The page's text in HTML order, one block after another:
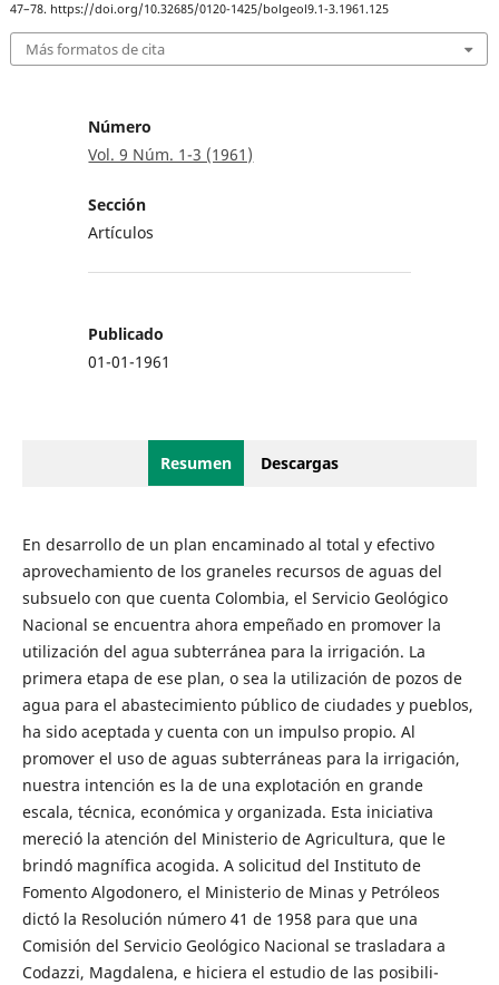
47–78. https://doi.org/10.32685/0120-1425/bolgeol9.1-3.1961.125
Más formatos de cita
Número
Vol. 9 Núm. 1-3 (1961)
Sección
Artículos
Publicado
01-01-1961
Resumen Descargas
En desarrollo de un plan encaminado al total y efectivo
aprovechamiento de los graneles recursos de aguas del
subsuelo con que cuenta Co­lombia, el Servicio Geológico
Nacional se encuentra ahora empeñado en promover la
utilización del agua subterránea para la irrigación. La
primera etapa de ese plan, o sea la utilización de pozos de
agua para el abas­tecimiento público de ciudades y pueblos,
ha sido aceptada y cuenta con un impulso propio. Al
promover el uso de aguas subterráneas para la irrigación,
nuestra intención es la de una explotación en grande
escala, técnica, económica y organizada. Esta iniciativa
mereció la atención del Ministerio de Agricultura, que le
brindó magnífica acogida. A solicitud del Instituto de
Fomento Algodonero, el Ministerio de Minas y Petróleos
dictó la Resolución número 41 de 1958 para que una
Comisión del Servicio Geológico Nacional se trasladara a
Codazzi, Magdalena, e hiciera el estudio de las posibili­